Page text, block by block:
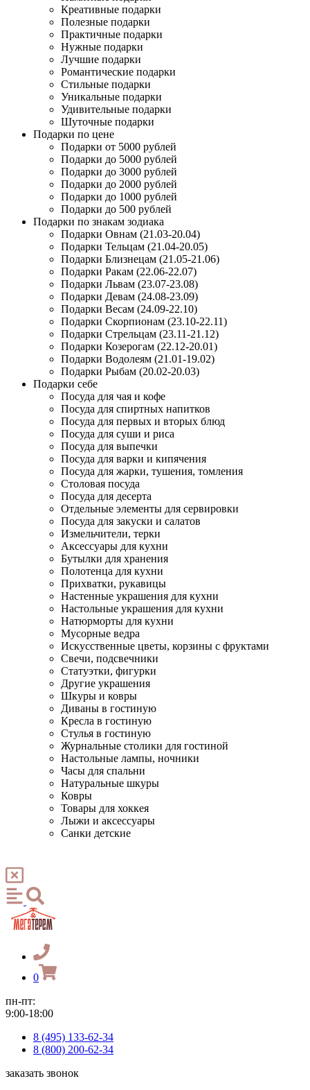
Креативные подарки
Полезные подарки
Практичные подарки
Нужные подарки
Лучшие подарки
Романтические подарки
Стильные подарки
Уникальные подарки
Удивительные подарки
Шуточные подарки
Подарки по цене
Подарки от 5000 рублей
Подарки до 5000 рублей
Подарки до 3000 рублей
Подарки до 2000 рублей
Подарки до 1000 рублей
Подарки до 500 рублей
Подарки по знакам зодиака
Подарки Овнам (21.03-20.04)
Подарки Тельцам (21.04-20.05)
Подарки Близнецам (21.05-21.06)
Подарки Ракам (22.06-22.07)
Подарки Львам (23.07-23.08)
Подарки Девам (24.08-23.09)
Подарки Весам (24.09-22.10)
Подарки Скорпионам (23.10-22.11)
Подарки Стрельцам (23.11-21.12)
Подарки Козерогам (22.12-20.01)
Подарки Водолеям (21.01-19.02)
Подарки Рыбам (20.02-20.03)
Подарки себе
Посуда для чая и кофе
Посуда для спиртных напитков
Посуда для первых и вторых блюд
Посуда для суши и риса
Посуда для выпечки
Посуда для варки и кипячения
Посуда для жарки, тушения, томления
Столовая посуда
Посуда для десерта
Отдельные элементы для сервировки
Посуда для закуски и салатов
Измельчители, терки
Аксессуары для кухни
Бутылки для хранения
Полотенца для кухни
Прихватки, рукавицы
Настенные украшения для кухни
Настольные украшения для кухни
Натюрморты для кухни
Мусорные ведра
Искусственные цветы, корзины с фруктами
Свечи, подсвечники
Статуэтки, фигурки
Другие украшения
Шкуры и ковры
Диваны в гостиную
Кресла в гостиную
Стулья в гостиную
Журнальные столики для гостиной
Настольные лампы, ночники
Часы для спальни
Натуральные шкуры
Ковры
Товары для хоккея
Лыжи и аксессуары
Санки детские
0
пн-пт:
9:00-18:00
8 (495) 133-62-34
8 (800) 200-62-34
заказать звонок